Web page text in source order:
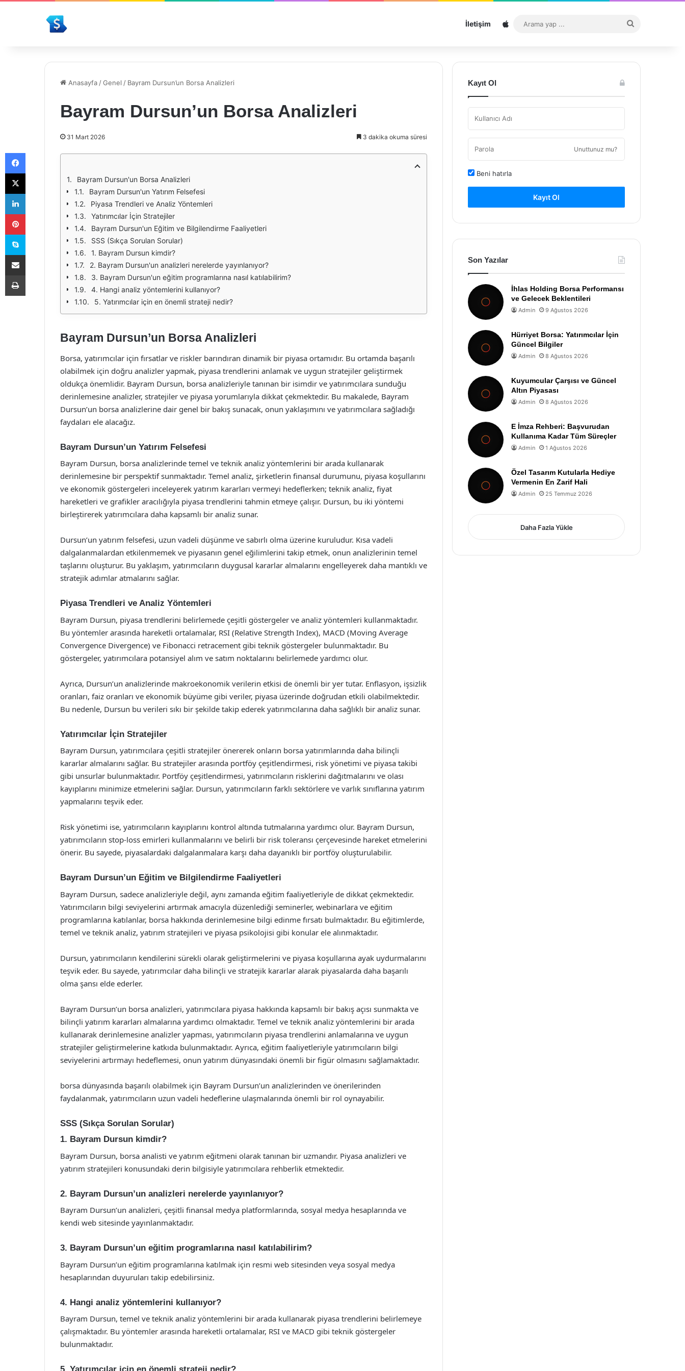
İletişim Sitemap
...
Anasayfa /Genel / Bayram Dursun’un Borsa Analizleri
Bayram Dursun’un Borsa Analizleri
31 Mart 2026 3 dakika okuma süresi
Bayram Dursun'un Borsa Analizleri
Bayram Dursun'un Yatırım Felsefesi
Piyasa Trendleri ve Analiz Yöntemleri
Yatırımcılar İçin Stratejiler
Bayram Dursun'un Eğitim ve Bilgilendirme Faaliyetleri
SSS (Sıkça Sorulan Sorular)
1. Bayram Dursun kimdir?
2. Bayram Dursun'un analizleri nerelerde yayınlanıyor?
3. Bayram Dursun'un eğitim programlarına nasıl katılabilirim?
4. Hangi analiz yöntemlerini kullanıyor?
5. Yatırımcılar için en önemli strateji nedir?
Bayram Dursun’un Borsa Analizleri
Borsa, yatırımcılar için fırsatlar ve riskler barındıran dinamik bir piyasa ortamıdır. Bu ortamda başarılı
olabilmek için doğru analizler yapmak, piyasa trendlerini anlamak ve uygun stratejiler geliştirmek
oldukça önemlidir. Bayram Dursun, borsa analizleriyle tanınan bir isimdir ve yatırımcılara sunduğu
derinlemesine analizler, stratejiler ve piyasa yorumlarıyla dikkat çekmektedir. Bu makalede, Bayram
Dursun’un borsa analizlerine dair genel bir bakış sunacak, onun yaklaşımını ve yatırımcılara sağladığı
faydaları ele alacağız.
Bayram Dursun’un Yatırım Felsefesi
Bayram Dursun, borsa analizlerinde temel ve teknik analiz yöntemlerini bir arada kullanarak
derinlemesine bir perspektif sunmaktadır. Temel analiz, şirketlerin finansal durumunu, piyasa koşullarını
ve ekonomik göstergeleri inceleyerek yatırım kararları vermeyi hedeflerken; teknik analiz, fiyat
hareketleri ve grafikler aracılığıyla piyasa trendlerini tahmin etmeye çalışır. Dursun, bu iki yöntemi
birleştirerek yatırımcılara daha kapsamlı bir analiz sunar.
Dursun’un yatırım felsefesi, uzun vadeli düşünme ve sabırlı olma üzerine kuruludur. Kısa vadeli
dalgalanmalardan etkilenmemek ve piyasanın genel eğilimlerini takip etmek, onun analizlerinin temel
taşlarını oluşturur. Bu yaklaşım, yatırımcıların duygusal kararlar almalarını engelleyerek daha mantıklı ve
stratejik adımlar atmalarını sağlar.
Piyasa Trendleri ve Analiz Yöntemleri
Bayram Dursun, piyasa trendlerini belirlemede çeşitli göstergeler ve analiz yöntemleri kullanmaktadır.
Bu yöntemler arasında hareketli ortalamalar, RSI (Relative Strength Index), MACD (Moving Average
Convergence Divergence) ve Fibonacci retracement gibi teknik göstergeler bulunmaktadır. Bu
göstergeler, yatırımcılara potansiyel alım ve satım noktalarını belirlemede yardımcı olur.
Ayrıca, Dursun’un analizlerinde makroekonomik verilerin etkisi de önemli bir yer tutar. Enflasyon, işsizlik
oranları, faiz oranları ve ekonomik büyüme gibi veriler, piyasa üzerinde doğrudan etkili olabilmektedir.
Bu nedenle, Dursun bu verileri sıkı bir şekilde takip ederek yatırımcılarına daha sağlıklı bir analiz sunar.
Yatırımcılar İçin Stratejiler
Bayram Dursun, yatırımcılara çeşitli stratejiler önererek onların borsa yatırımlarında daha bilinçli
kararlar almalarını sağlar. Bu stratejiler arasında portföy çeşitlendirmesi, risk yönetimi ve piyasa takibi
gibi unsurlar bulunmaktadır. Portföy çeşitlendirmesi, yatırımcıların risklerini dağıtmalarını ve olası
kayıplarını minimize etmelerini sağlar. Dursun, yatırımcıların farklı sektörlere ve varlık sınıflarına yatırım
yapmalarını teşvik eder.
Risk yönetimi ise, yatırımcıların kayıplarını kontrol altında tutmalarına yardımcı olur. Bayram Dursun,
yatırımcıların stop-loss emirleri kullanmalarını ve belirli bir risk toleransı çerçevesinde hareket etmelerini
önerir. Bu sayede, piyasalardaki dalgalanmalara karşı daha dayanıklı bir portföy oluşturulabilir.
Bayram Dursun’un Eğitim ve Bilgilendirme Faaliyetleri
Bayram Dursun, sadece analizleriyle değil, aynı zamanda eğitim faaliyetleriyle de dikkat çekmektedir.
Yatırımcıların bilgi seviyelerini artırmak amacıyla düzenlediği seminerler, webinarlara ve eğitim
programlarına katılanlar, borsa hakkında derinlemesine bilgi edinme fırsatı bulmaktadır. Bu eğitimlerde,
temel ve teknik analiz, yatırım stratejileri ve piyasa psikolojisi gibi konular ele alınmaktadır.
Dursun, yatırımcıların kendilerini sürekli olarak geliştirmelerini ve piyasa koşullarına ayak uydurmalarını
teşvik eder. Bu sayede, yatırımcılar daha bilinçli ve stratejik kararlar alarak piyasalarda daha başarılı
olma şansı elde ederler.
Bayram Dursun’un borsa analizleri, yatırımcılara piyasa hakkında kapsamlı bir bakış açısı sunmakta ve
bilinçli yatırım kararları almalarına yardımcı olmaktadır. Temel ve teknik analiz yöntemlerini bir arada
kullanarak derinlemesine analizler yapması, yatırımcıların piyasa trendlerini anlamalarına ve uygun
stratejiler geliştirmelerine katkıda bulunmaktadır. Ayrıca, eğitim faaliyetleriyle yatırımcıların bilgi
seviyelerini artırmayı hedeflemesi, onun yatırım dünyasındaki önemli bir figür olmasını sağlamaktadır.
borsa dünyasında başarılı olabilmek için Bayram Dursun’un analizlerinden ve önerilerinden
faydalanmak, yatırımcıların uzun vadeli hedeflerine ulaşmalarında önemli bir rol oynayabilir.
SSS (Sıkça Sorulan Sorular)
1. Bayram Dursun kimdir?
Bayram Dursun, borsa analisti ve yatırım eğitmeni olarak tanınan bir uzmandır. Piyasa analizleri ve
yatırım stratejileri konusundaki derin bilgisiyle yatırımcılara rehberlik etmektedir.
2. Bayram Dursun’un analizleri nerelerde yayınlanıyor?
Bayram Dursun’un analizleri, çeşitli finansal medya platformlarında, sosyal medya hesaplarında ve
kendi web sitesinde yayınlanmaktadır.
3. Bayram Dursun’un eğitim programlarına nasıl katılabilirim?
Bayram Dursun’un eğitim programlarına katılmak için resmi web sitesinden veya sosyal medya
hesaplarından duyuruları takip edebilirsiniz.
4. Hangi analiz yöntemlerini kullanıyor?
Bayram Dursun, temel ve teknik analiz yöntemlerini bir arada kullanarak piyasa trendlerini belirlemeye
çalışmaktadır. Bu yöntemler arasında hareketli ortalamalar, RSI ve MACD gibi teknik göstergeler
bulunmaktadır.
Kayıt Ol
Unuttunuz mu?
Beni hatırla
Kayıt Ol
Son Yazılar
İhlas Holding Borsa Performansı
ve Gelecek Beklentileri
Admin 9 Ağustos 2026
Hürriyet Borsa: Yatırımcılar İçin
Güncel Bilgiler
Admin 8 Ağustos 2026
Kuyumcular Çarşısı ve Güncel
Altın Piyasası
Admin 8 Ağustos 2026
E İmza Rehberi: Başvurudan
Kullanıma Kadar Tüm Süreçler
Admin 1 Ağustos 2026
Özel Tasarım Kutularla Hediye
Vermenin En Zarif Hali
Admin 25 Temmuz 2026
Daha Fazla Yükle
Facebook
X
LinkedIn
Pinterest
Skype
E-Posta ile paylaş